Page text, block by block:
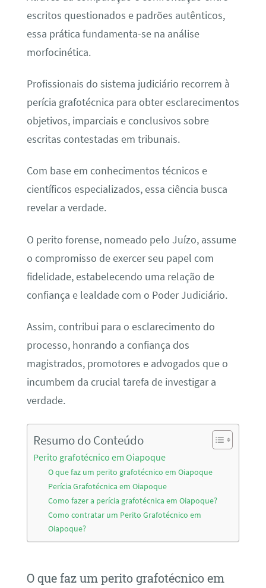
escritos questionados e padrões autênticos,
essa prática fundamenta-se na análise
morfocinética.
Profissionais do sistema judiciário recorrem à
perícia grafotécnica para obter esclarecimentos
objetivos, imparciais e conclusivos sobre
escritas contestadas em tribunais.
Com base em conhecimentos técnicos e
científicos especializados, essa ciência busca
revelar a verdade.
O perito forense, nomeado pelo Juízo, assume
o compromisso de exercer seu papel com
fidelidade, estabelecendo uma relação de
confiança e lealdade com o Poder Judiciário.
Assim, contribui para o esclarecimento do
processo, honrando a confiança dos
magistrados, promotores e advogados que o
incumbem da crucial tarefa de investigar a
verdade.
Resumo do Conteúdo
Perito grafotécnico em Oiapoque
O que faz um perito grafotécnico em Oiapoque
Perícia Grafotécnica em Oiapoque
Como fazer a perícia grafotécnica em Oiapoque?
Como contratar um Perito Grafotécnico em
Oiapoque?
O que faz um perito grafotécnico em